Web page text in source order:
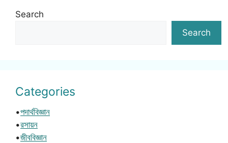
Search
Search
Categories
•পদার্থবিজ্ঞান
•রসায়ন
•জীববিজ্ঞান